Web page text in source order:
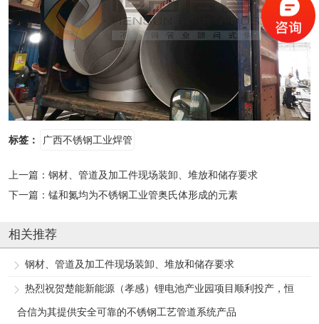
标签： 广西不锈钢工业焊管
上一篇： 钢材、管道及加工件现场装卸、堆放和储存要求
下一篇： 锰和氮均为不锈钢工业管奥氏体形成的元素
相关推荐
钢材、管道及加工件现场装卸、堆放和储存要求
热烈祝贺楚能新能源（孝感）锂电池产业园项目顺利投产，恒
合信为其提供安全可靠的不锈钢工艺管道系统产品